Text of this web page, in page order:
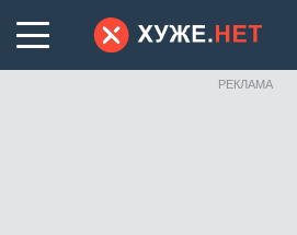
РЕКЛАМА